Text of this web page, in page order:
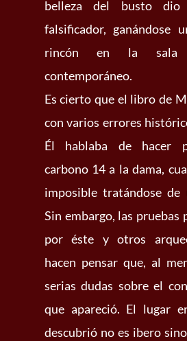
belleza del busto
falsificador, ganándose
rincón en la
contemporáneo.
Es cierto que el libro de
con varios errores
Él hablaba de hacer
carbono 14 a la dama,
imposible tratándose de
Sin embargo, las pruebas
por éste y otros
hacen pensar que, al
serias dudas sobre el
que apareció. El lugar
descubrió no es ibero